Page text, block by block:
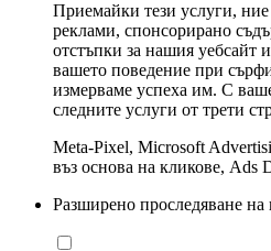
Приемайки тези услуги,
реклами, спонсорирано
отстъпки за нашия уебсайт
вашето поведение при
измерваме успеха им. С
следните услуги от трети
Meta-Pixel, Microsoft
въз основа на кликове, Ads
Разширено проследяване на